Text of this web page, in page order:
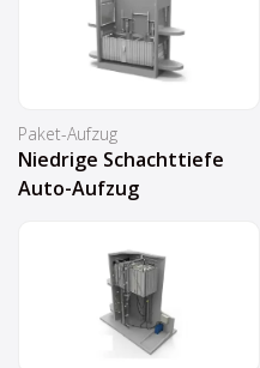
Paket-Aufzug
Niedrige Schachttiefe
Auto-Aufzug